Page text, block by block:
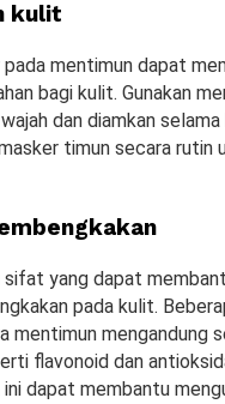
kulit
pada mentimun dapat
bagi kulit. Gunakan
dan diamkan
timun secara rutin
sifat yang dapat
pada kulit.
mentimun mengandung
flavonoid dan
dapat membantu